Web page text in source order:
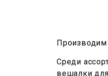
Производим
Среди
вешалки